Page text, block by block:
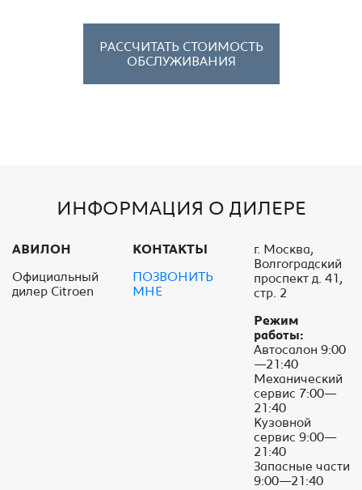
РАССЧИТАТЬ СТОИМОСТЬ
ОБСЛУЖИВАНИЯ
ИНФОРМАЦИЯ О ДИЛЕРЕ
АВИЛОН
Официальный
дилер Citroen
КОНТАКТЫ
ПОЗВОНИТЬ
МНЕ
г. Москва,
Волгоградский
проспект д. 41,
стр. 2
Режим
работы:
Автосалон 9:00
—21:40
Механический
сервис 7:00—
21:40
Кузовной
сервис 9:00—
21:40
Запасные части
9:00—21:40